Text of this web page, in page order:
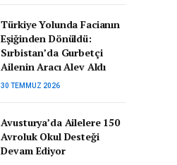
Türkiye Yolunda Facianın
Eşiğinden Dönüldü:
Sırbistan’da Gurbetçi
Ailenin Aracı Alev Aldı
30 TEMMUZ 2026
Avusturya’da Ailelere 150
Avroluk Okul Desteği
Devam Ediyor